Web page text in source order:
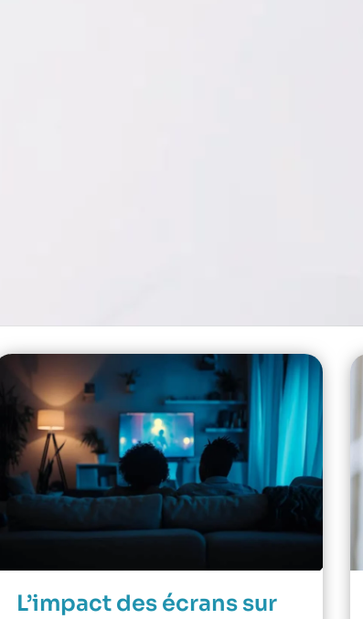
L’impact des écrans sur